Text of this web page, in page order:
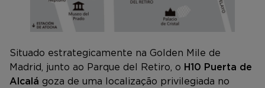
Situado estrategicamente na Golden Mile de
Madrid, junto ao Parque del Retiro, o H10 Puerta de
Alcalá goza de uma localização privilegiada no